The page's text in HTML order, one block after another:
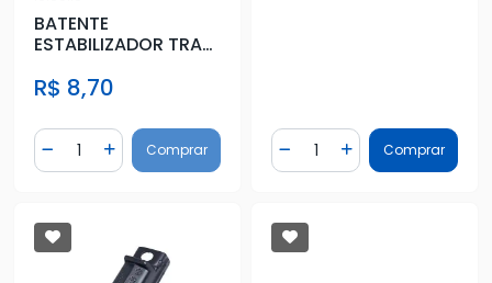
BATENTE
ESTABILIZADOR TRAS
R$ 8,70
Diminuir Quantidade
Quantidade
Adicionar Quantidade
Comprar Diminuir Quantidade
Quantidade
AdicionarComprar